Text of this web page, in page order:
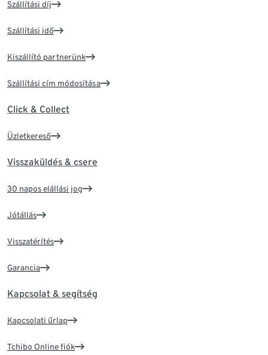
Szállítási díj
Szállítási idő
Kiszállító partnerünk
Szállítási cím módosítása
Click & Collect
Üzletkereső
Visszaküldés & csere
30 napos elállási jog
Jótállás
Visszatérítés
Garancia
Kapcsolat & segítség
Kapcsolati űrlap
Tchibo Online fiók